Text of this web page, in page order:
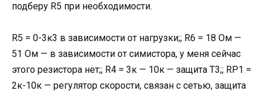
подберу R5 при необходимости.
R5 = 0-3к3 в зависимости от нагрузки;; R6 = 18 Ом —
51 Ом — в зависимости от симистора, у меня сейчас
этого резистора нет;; R4 = 3к — 10к — защита Т3;; RР1 =
2к-10к — регулятор скорости, связан с сетью, защита